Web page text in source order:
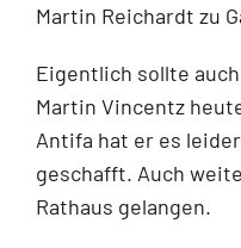
Martin Reichardt zu
Eigentlich sollte
Martin Vincentz
Antifa hat er es
geschafft. Auch
Rathaus gelangen.